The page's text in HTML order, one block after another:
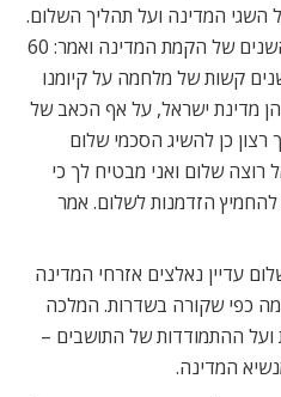
השגי המדינה ועל תהליך השלום.
נשיא המדינה סיפר למלכה על השנים של הקמת המדינה ואמר: 60
קשות של מלחמה על קיומנו
מדינת ישראל, על אף הכאב של
כן להשיג הסכמי שלום
רוצה שלום ואני מבטיח לך כי
הזדמנות לשלום. אמר
עדיין נאלצים אזרחי המדינה
כפי שקורה בשדרות. המלכה
ההתמודדות של התושבים –
המדינה.